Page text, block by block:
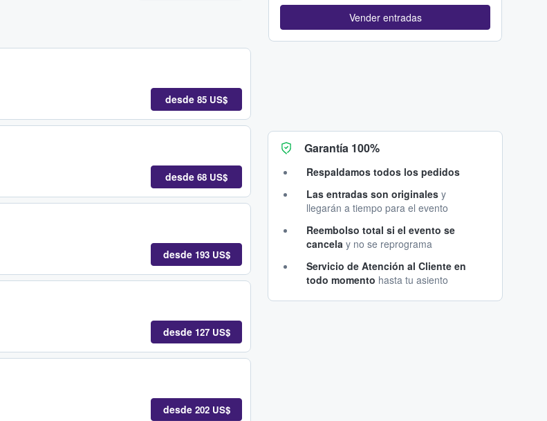
desde 85 US$
desde 68 US$
desde 193 US$
desde 127 US$
desde 202 US$
Vender entradas
Garantía 100%
Respaldamos todos los pedidos
Las entradas son originales y
llegarán a tiempo para el evento
Reembolso total si el evento se
cancela y no se reprograma
Servicio de Atención al Cliente en
todo momento hasta tu asiento